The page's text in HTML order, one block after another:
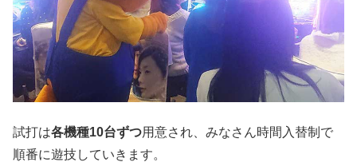
試打は各機種10台ずつ用意され、みなさん時間入替制で
順番に遊技していきます。